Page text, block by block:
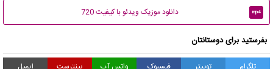
mp4 دانلود موزیک ویدئو با کیفیت 720
بفرستید برای دوستانتان
تلگرام توییتر فیسبوک واتس آپ پینترست ایمیل